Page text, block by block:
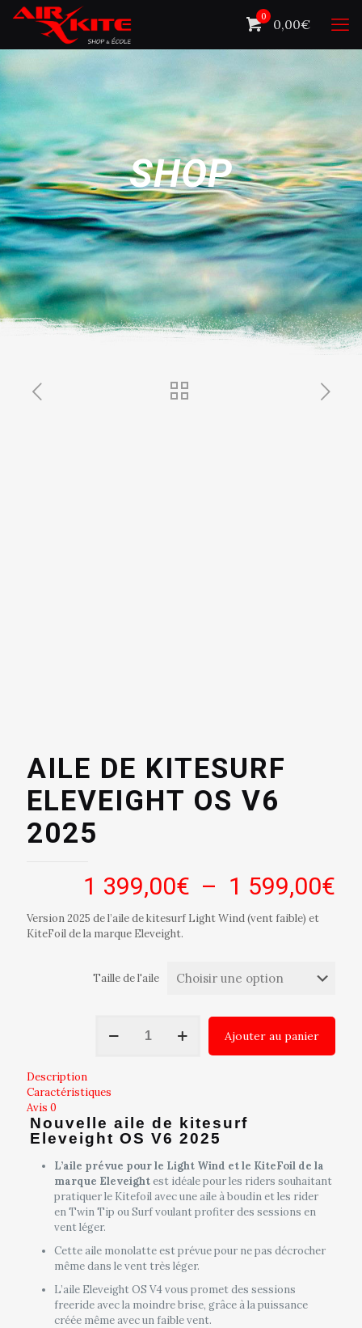
0 0,00€
SHOP
AILE DE KITESURF
ELEVEIGHT OS V6
2025
1 399,00€ – 1 599,00€
Version 2025 de l’aile de kitesurf Light Wind (vent faible) et
KiteFoil de la marque Eleveight.
Taille de l'aile
ELEVEIGHT
OS
V6
2025
Ajouter au panier
Description
Caractéristiques
Avis 0
Nouvelle aile de kitesurf
Eleveight OS V6 2025
L’aile prévue pour le Light Wind et le KiteFoil de la
marque Eleveightest idéale pour les riders souhaitant
pratiquer le Kitefoil avec une aile à boudin et les rider
en Twin Tip ou Surf voulant profiter des sessions en
vent léger.
Cette aile monolatte est prévue pour ne pas décrocher
même dans le vent très léger.
L’aile Eleveight OS V4 vous promet des sessions
freeride avec la moindre brise, grâce à la puissance
créée même avec un faible vent.